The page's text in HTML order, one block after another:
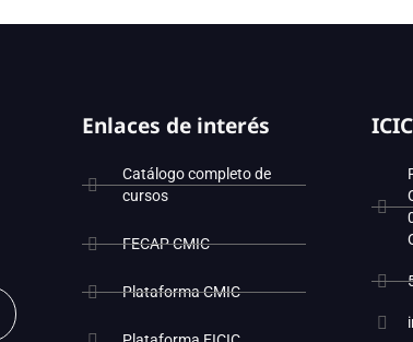
Enlaces de interés
Catálogo completo de
cursos
FECAP CMIC
Plataforma CMIC